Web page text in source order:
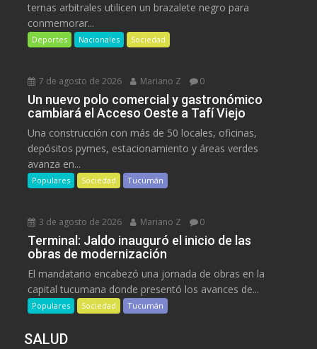
ternas arbitrales utilicen un brazalete negro para
conmemorar...
Deportes Nacionales Sociedad
7 de agosto de 2026 Mariano Z 0
Un nuevo polo comercial y gastronómico
cambiará el Acceso Oeste a Tafí Viejo
Una construcción con más de 50 locales, oficinas,
depósitos pymes, estacionamiento y áreas verdes
avanza en...
Populares Sociedad Tucumán
3 de agosto de 2026 Mariano Z 0
Terminal: Jaldo inauguró el inicio de las
obras de modernización
El mandatario encabezó una jornada de obras en la
capital tucumana donde presentó los avances de...
Populares Sociedad Tucumán
SALUD